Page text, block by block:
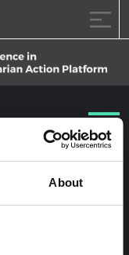
About
1842
نشر على2017.1.24
(2017.1.24)